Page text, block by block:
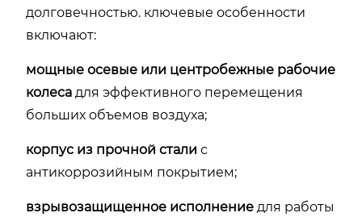
долговечностью. ключевые особенности
включают:
мощные осевые или центробежные рабочие
колеса для эффективного перемещения
больших объемов воздуха;
корпус из прочной стали с
антикоррозийным покрытием;
взрывозащищенное исполнение для работы